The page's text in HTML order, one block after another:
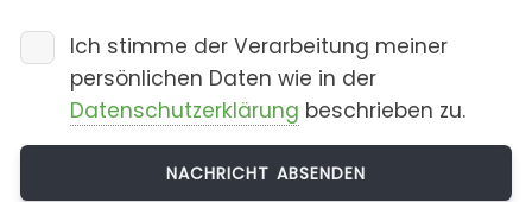
Ich stimme der Verarbeitung meiner
persönlichen Daten wie in der
Datenschutzerklärung beschrieben zu.